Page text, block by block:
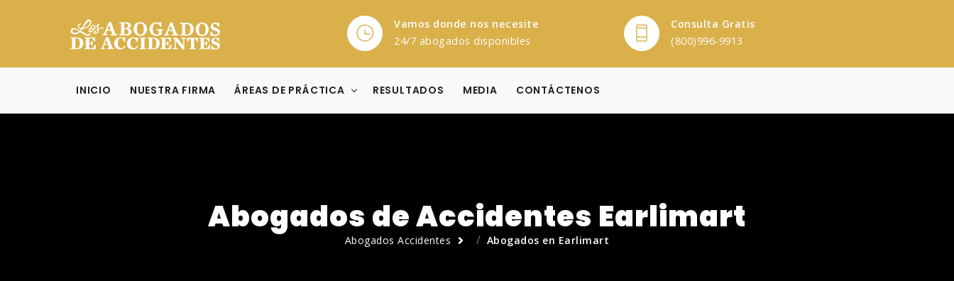
Vamos donde nos necesite
24/7 abogados disponibles
Consulta Gratis
(800)996-9913
INICIO NUESTRA FIRMA ÁREAS DE PRÁCTICA RESULTADOS MEDIA CONTÁCTENOS
Abogados de Accidentes Earlimart
Abogados Accidentes Abogados en Earlimart